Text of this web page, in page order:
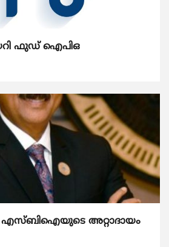
ഫുഡ് ഐപിഒ
എസ്ബിഐയുടെ അറ്റാദായം